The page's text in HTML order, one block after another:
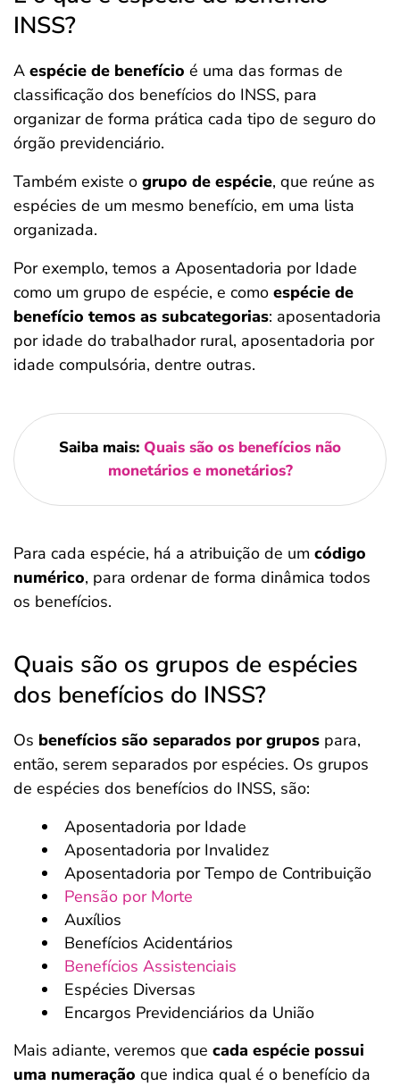
INSS?
A espécie de benefício é uma das formas de
classificação dos benefícios do INSS, para
organizar de forma prática cada tipo de seguro do
órgão previdenciário.
Também existe o grupo de espécie, que reúne as
espécies de um mesmo benefício, em uma lista
organizada.
Por exemplo, temos a Aposentadoria por Idade
como um grupo de espécie, e como espécie de
benefício temos as subcategorias: aposentadoria
por idade do trabalhador rural, aposentadoria por
idade compulsória, dentre outras.
Saiba mais: Quais são os benefícios não
monetários e monetários?
Para cada espécie, há a atribuição de um código
numérico, para ordenar de forma dinâmica todos
os benefícios.
Quais são os grupos de espécies
dos benefícios do INSS?
Os benefícios são separados por grupos para,
então, serem separados por espécies. Os grupos
de espécies dos benefícios do INSS, são:
Aposentadoria por Idade
Aposentadoria por Invalidez
Aposentadoria por Tempo de Contribuição
Pensão por Morte
Auxílios
Benefícios Acidentários
Benefícios Assistenciais
Espécies Diversas
Encargos Previdenciários da União
Mais adiante, veremos que cada espécie possui
uma numeração que indica qual é o benefício da